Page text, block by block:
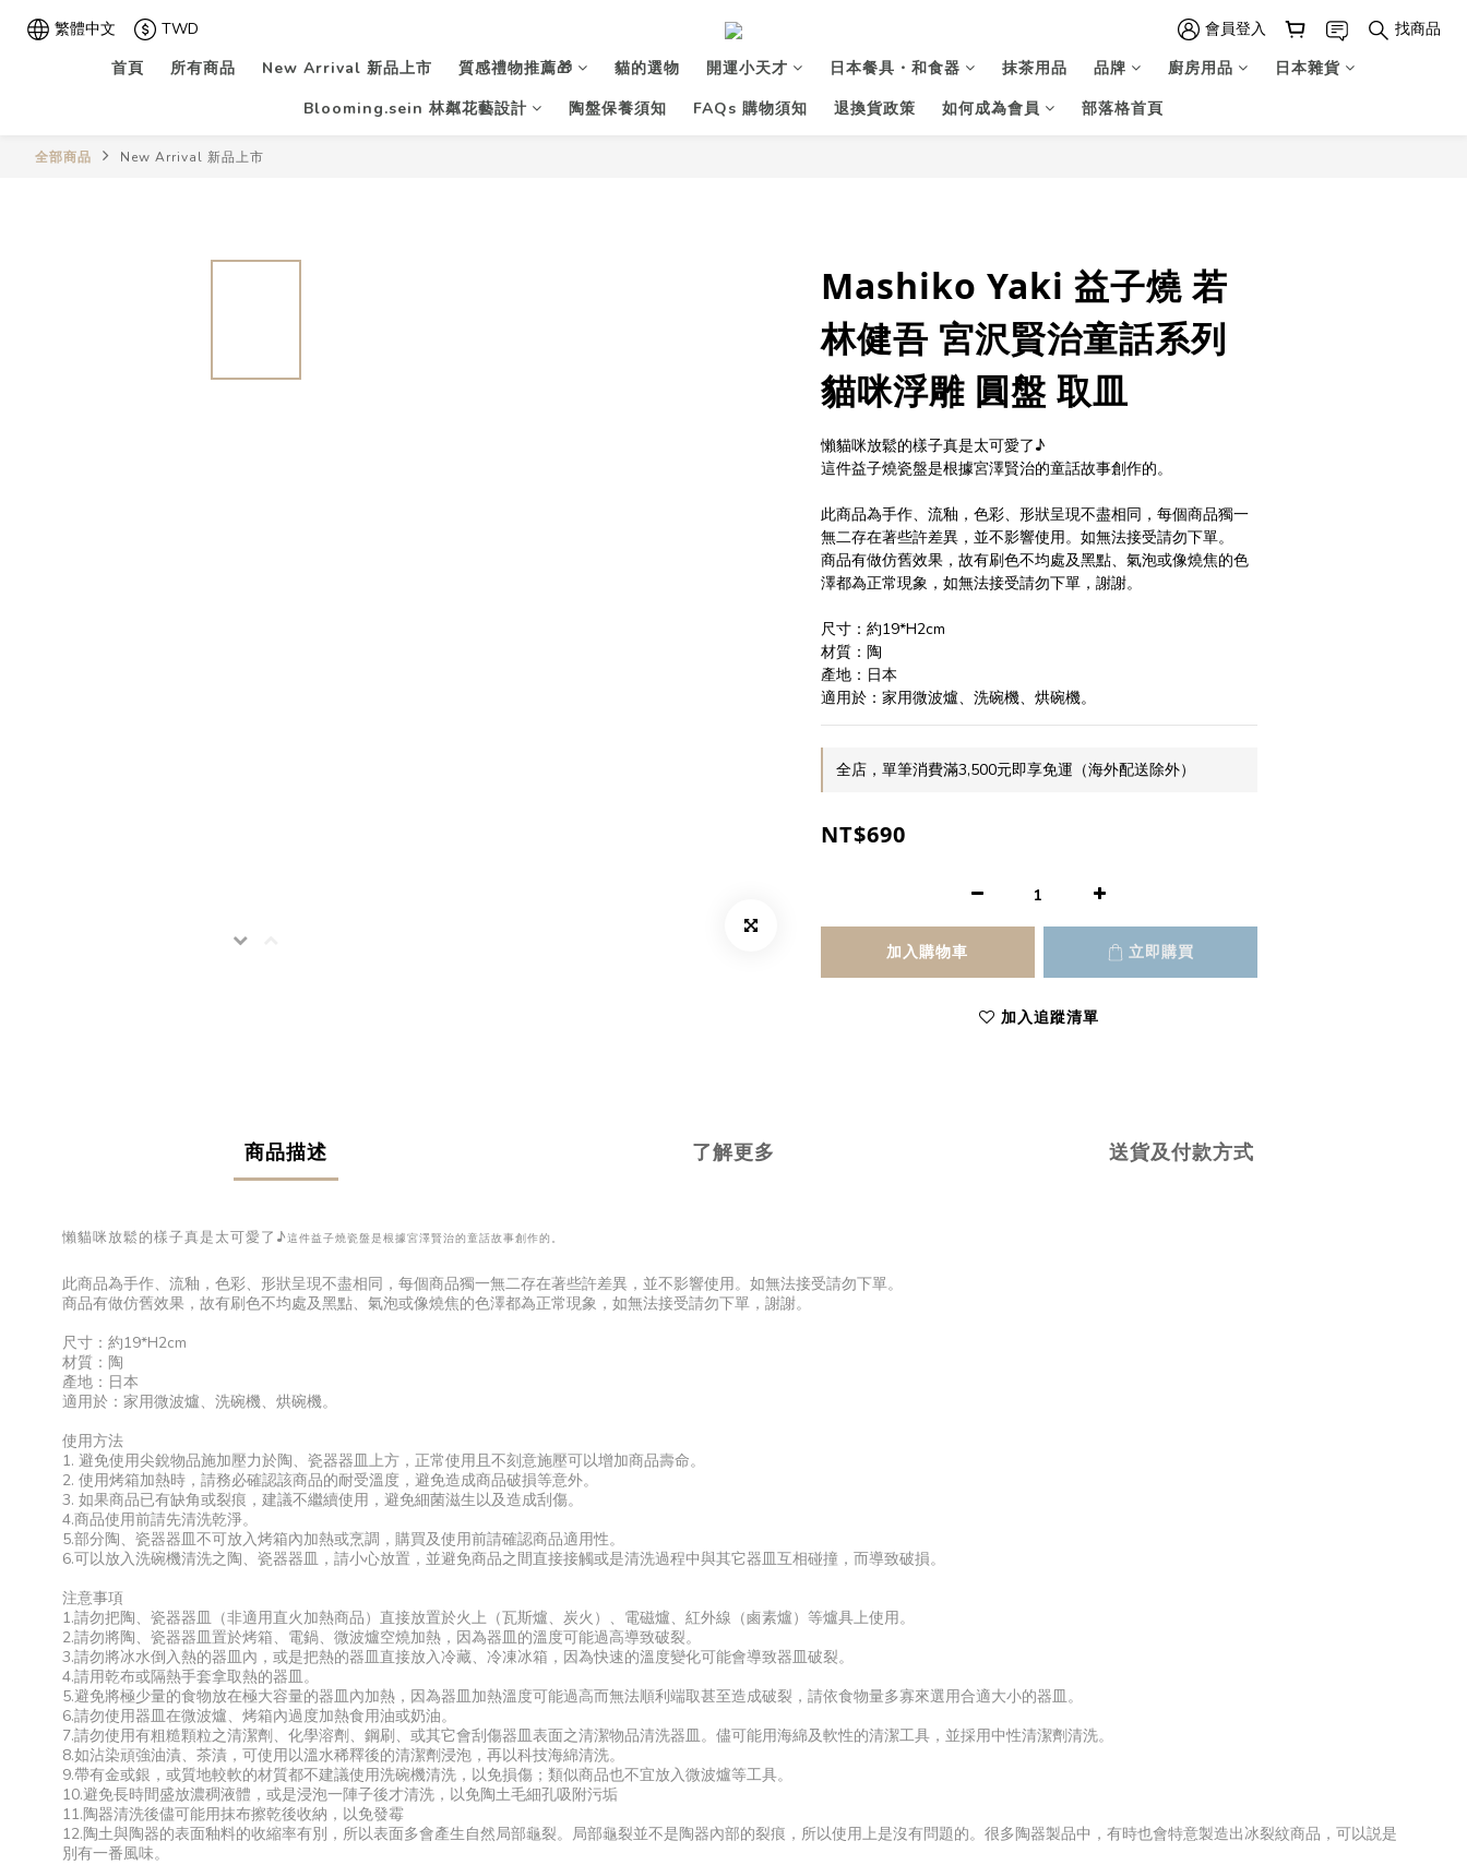
繁體中文 TWD 會員登入
找商品
首頁
所有商品 New Arrival 新品上市 質感禮物推薦🎁 貓的選物 開運小天才 日本餐具・和食器 抹茶用品 品牌 廚房用品
日本雜貨
Blooming.sein 林粼花藝設計
陶盤保養須知 FAQs 購物須知 退換貨政策 如何成為會員 部落格首頁
全部商品 New Arrival 新品上市
Mashiko Yaki 益子燒 若
林健吾 宮沢賢治童話系列
貓咪浮雕 圓盤 取皿
懶貓咪放鬆的樣子真是太可愛了♪
這件益子燒瓷盤是根據宮澤賢治的童話故事創作的。
此商品為手作、流釉，色彩、形狀呈現不盡相同，每個商品獨一
無二存在著些許差異，並不影響使用。如無法接受請勿下單。
商品有做仿舊效果，故有刷色不均處及黑點、氣泡或像燒焦的色
澤都為正常現象，如無法接受請勿下單，謝謝。
尺寸：約19*H2cm
材質：陶
產地：日本
適用於：家用微波爐、洗碗機、烘碗機。
全店，單筆消費滿3,500元即享免運（海外配送除外）
NT$690
加入購物車 立即購買
加入追蹤清單
商品描述 了解更多 送貨及付款方式
懶貓咪放鬆的樣子真是太可愛了♪這件益子燒瓷盤是根據宮澤賢治的童話故事創作的。
此商品為手作、流釉，色彩、形狀呈現不盡相同，每個商品獨一無二存在著些許差異，並不影響使用。如無法接受請勿下單。
商品有做仿舊效果，故有刷色不均處及黑點、氣泡或像燒焦的色澤都為正常現象，如無法接受請勿下單，謝謝。
尺寸：約19*H2cm
材質：陶
產地：日本
適用於：家用微波爐、洗碗機、烘碗機。
使用方法
1. 避免使用尖銳物品施加壓力於陶、瓷器器皿上方，正常使用且不刻意施壓可以增加商品壽命。
2. 使用烤箱加熱時，請務必確認該商品的耐受溫度，避免造成商品破損等意外。
3. 如果商品已有缺角或裂痕，建議不繼續使用，避免細菌滋生以及造成刮傷。
4.商品使用前請先清洗乾淨。
5.部分陶、瓷器器皿不可放入烤箱內加熱或烹調，購買及使用前請確認商品適用性。
6.可以放入洗碗機清洗之陶、瓷器器皿，請小心放置，並避免商品之間直接接觸或是清洗過程中與其它器皿互相碰撞，而導致破損。
注意事項
1.請勿把陶、瓷器器皿（非適用直火加熱商品）直接放置於火上（瓦斯爐、炭火）、電磁爐、紅外線（鹵素爐）等爐具上使用。
2.請勿將陶、瓷器器皿置於烤箱、電鍋、微波爐空燒加熱，因為器皿的溫度可能過高導致破裂。
3.請勿將冰水倒入熱的器皿內，或是把熱的器皿直接放入冷藏、冷凍冰箱，因為快速的溫度變化可能會導致器皿破裂。
4.請用乾布或隔熱手套拿取熱的器皿。
5.避免將極少量的食物放在極大容量的器皿內加熱，因為器皿加熱溫度可能過高而無法順利端取甚至造成破裂，請依食物量多寡來選用合適大小的器皿。
6.請勿使用器皿在微波爐、烤箱內過度加熱食用油或奶油。
7.請勿使用有粗糙顆粒之清潔劑、化學溶劑、鋼刷、或其它會刮傷器皿表面之清潔物品清洗器皿。儘可能用海綿及軟性的清潔工具，並採用中性清潔劑清洗。
8.如沾染頑強油漬、茶漬，可使用以溫水稀釋後的清潔劑浸泡，再以科技海綿清洗。
9.帶有金或銀，或質地較軟的材質都不建議使用洗碗機清洗，以免損傷；類似商品也不宜放入微波爐等工具。
10.避免長時間盛放濃稠液體，或是浸泡一陣子後才清洗，以免陶土毛細孔吸附污垢
11.陶器清洗後儘可能用抹布擦乾後收納，以免發霉
12.陶土與陶器的表面釉料的收縮率有別，所以表面多會產生自然局部龜裂。局部龜裂並不是陶器內部的裂痕，所以使用上是沒有問題的。很多陶器製品中，有時也會特意製造出冰裂紋商品，可以説是
別有一番風味。